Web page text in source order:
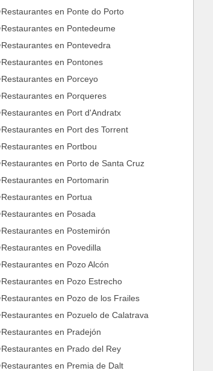
Restaurantes en Ponte do Porto
Restaurantes en Pontedeume
Restaurantes en Pontevedra
Restaurantes en Pontones
Restaurantes en Porceyo
Restaurantes en Porqueres
Restaurantes en Port d'Andratx
Restaurantes en Port des Torrent
Restaurantes en Portbou
Restaurantes en Porto de Santa Cruz
Restaurantes en Portomarin
Restaurantes en Portua
Restaurantes en Posada
Restaurantes en Postemirón
Restaurantes en Povedilla
Restaurantes en Pozo Alcón
Restaurantes en Pozo Estrecho
Restaurantes en Pozo de los Frailes
Restaurantes en Pozuelo de Calatrava
Restaurantes en Pradejón
Restaurantes en Prado del Rey
Restaurantes en Premia de Dalt